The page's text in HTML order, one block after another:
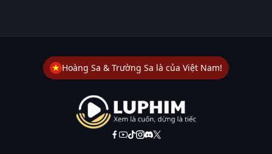
Hoàng Sa & Trường Sa là của Việt Nam!